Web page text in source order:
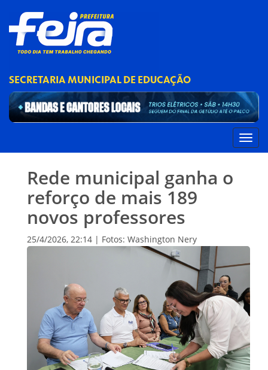
SECRETARIA MUNICIPAL DE EDUCAÇÃO
Rede municipal ganha o
reforço de mais 189
novos professores
25/4/2026, 22:14 | Fotos: Washington Nery